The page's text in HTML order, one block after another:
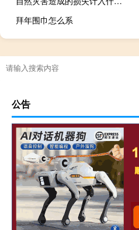
拜年围巾怎么系
公告